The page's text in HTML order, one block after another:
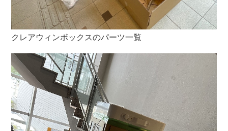
クレアウィンボックスのパーツ一覧